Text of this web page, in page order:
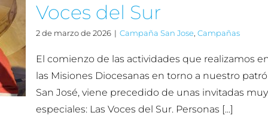
Voces del Sur
2 de marzo de 2026 | Campaña San Jose Campañas
El comienzo de las actividades que realizamos
las Misiones Diocesanas en torno a nuestro
San José, viene precedido de unas invitadas muy
especiales: Las Voces del Sur. Personas [...]